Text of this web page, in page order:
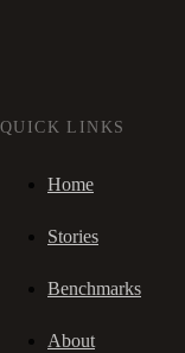
QUICK LINKS
Home
Stories
Benchmarks
About